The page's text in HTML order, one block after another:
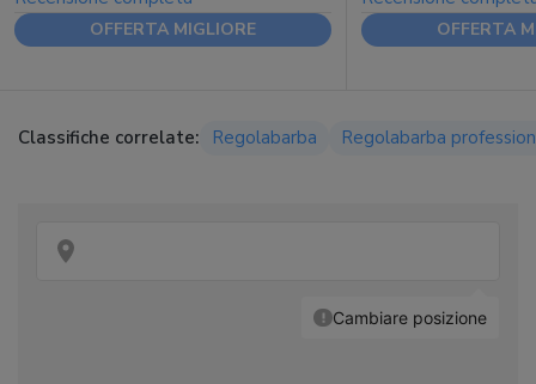
OFFERTA MIGLIORE OFFERTA
Classifiche correlate: Regolabarba Regolabarba